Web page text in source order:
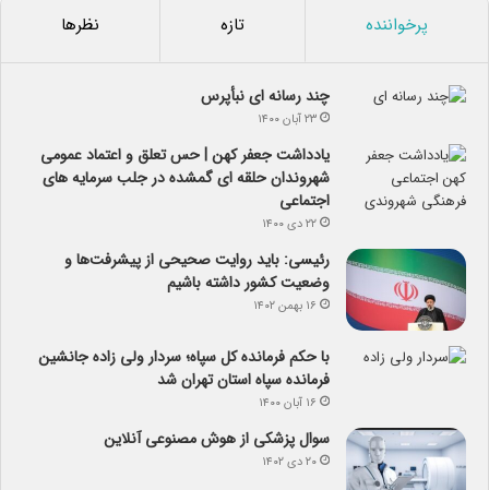
پرخواننده تازه نظرها
چند رسانه ای نبأپرس
۲۳ آبان ۱۴۰۰
یادداشت جعفر کهن | حس تعلق و اعتماد عمومی
شهروندان حلقه ای گمشده در جلب سرمایه های
اجتماعی
۲۲ دی ۱۴۰۰
رئیسی: باید روایت صحیحی از پیشرفت‌ها و
وضعیت کشور داشته باشیم
۱۶ بهمن ۱۴۰۲
با حکم فرمانده کل سپاه؛ سردار ولی زاده جانشین
فرمانده سپاه استان تهران شد
۱۶ آبان ۱۴۰۰
سوال پزشکی از هوش مصنوعی آنلاین
۲۰ دی ۱۴۰۲